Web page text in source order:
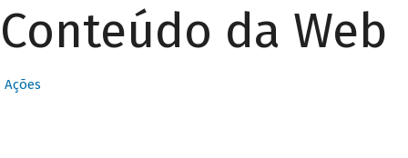
Conteúdo da Web
Ações